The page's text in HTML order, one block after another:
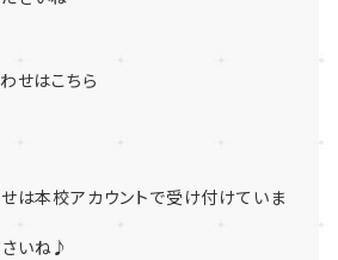
せはこちら
は本校アカウントで受け付けていま
さいね♪